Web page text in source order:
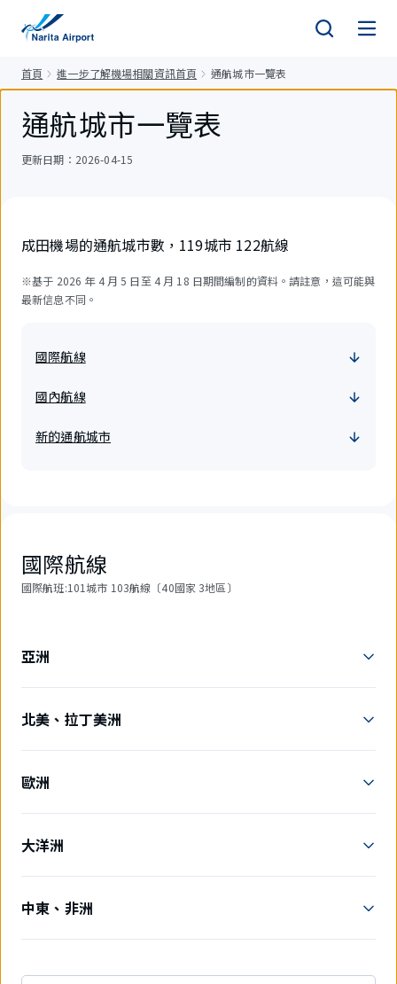
首頁 進一步了解機場相關資訊首頁 通航城市一覽表
通航城市一覽表
更新日期：2026-04-15
成田機場的通航城市數，119城市 122航線
※基于 2026 年 4 月 5 日至 4 月 18 日期間編制的資料。請註意，這可能與
最新信息不同。
國際航線
國內航線
新的通航城市
國際航線
國際航班:101城市 103航線〔40國家 3地區〕
亞洲
北美、拉丁美洲
歐洲
大洋洲
中東、非洲